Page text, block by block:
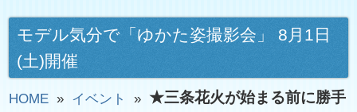
モデル気分で「ゆかた姿撮影会」 8月1日
(土)開催
HOME » イベント
»★三条花火が始まる前に勝手